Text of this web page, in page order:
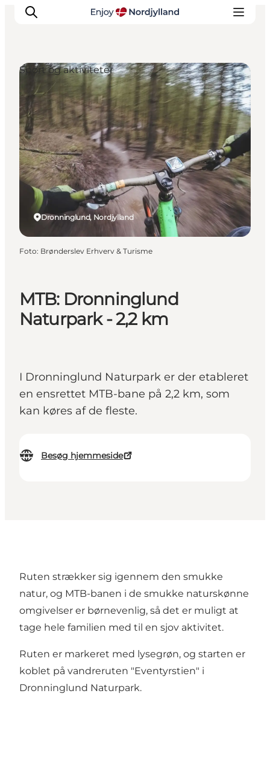
Oplevelser og aktiviteter
Planlæg din tur
Byer og steder
Guides
Det sker
For børn
MTB: Dronninglund
Naturpark - 2,2 km
I Dronninglund Naturpark er der etableret
en ensrettet MTB-bane på 2,2 km, som
kan køres af de fleste.
Besøg hjemmeside
Dronninglund, Nordjylland
Sport og aktiviteter
Foto: Brønderslev Erhverv & Turisme
Ruten strækker sig igennem den smukke
natur, og MTB-banen i de smukke naturskønne
omgivelser er børnevenlig, så det er muligt at
tage hele familien med til en sjov aktivitet.
Ruten er markeret med lysegrøn, og starten er
koblet på vandreruten "Eventyrstien" i
Dronninglund Naturpark.